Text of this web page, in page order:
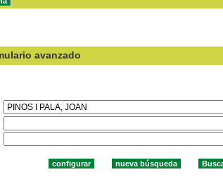
avanzado